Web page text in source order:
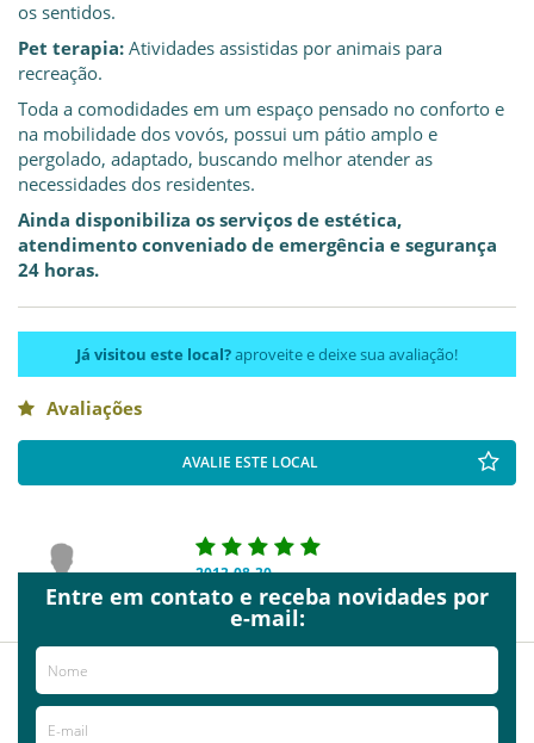
os sentidos.
Pet terapia: Atividades assistidas por animais para
recreação.
Toda a comodidades em um espaço pensado no conforto e
na mobilidade dos vovós, possui um pátio amplo e
pergolado, adaptado, buscando melhor atender as
necessidades dos residentes.
Ainda disponibiliza os serviços de estética,
atendimento conveniado de emergência e segurança
24 horas.
Já visitou este local?aproveite e deixe sua avaliação!
Avaliações
AVALIE ESTE LOCAL
Anonymous
2013-08-30
Entre em contato e receba novidades por
e-mail: